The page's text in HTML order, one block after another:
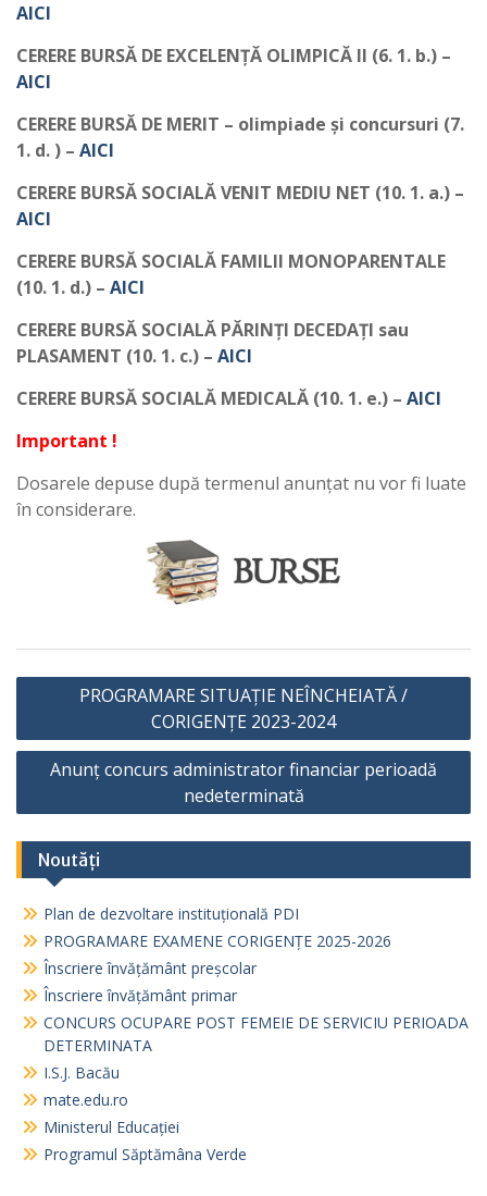
AICI
CERERE BURSĂ DE EXCELENȚĂ OLIMPICĂ II (6. 1. b.) –
AICI
CERERE BURSĂ DE MERIT – olimpiade și concursuri (7.
1. d. ) – AICI
CERERE BURSĂ SOCIALĂ VENIT MEDIU NET (10. 1. a.) –
AICI
CERERE BURSĂ SOCIALĂ FAMILII MONOPARENTALE
(10. 1. d.) – AICI
CERERE BURSĂ SOCIALĂ PĂRINȚI DECEDAȚI sau
PLASAMENT (10. 1. c.) – AICI
CERERE BURSĂ SOCIALĂ MEDICALĂ (10. 1. e.) – AICI
Important !
Dosarele depuse după termenul anunțat nu vor fi luate
în considerare.
Navigare
articole
PROGRAMARE SITUAȚIE NEÎNCHEIATĂ /
CORIGENȚE 2023-2024
Anunț concurs administrator financiar perioadă
nedeterminată
Noutăți
Plan de dezvoltare instituțională PDI
PROGRAMARE EXAMENE CORIGENȚE 2025-2026
Înscriere învățământ preșcolar
Înscriere învățământ primar
CONCURS OCUPARE POST FEMEIE DE SERVICIU PERIOADA
DETERMINATA
I.S.J. Bacău
mate.edu.ro
Ministerul Educației
Programul Săptămâna Verde